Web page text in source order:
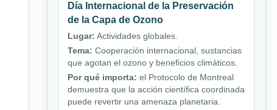
Día Internacional de la Preservación
de la Capa de Ozono
Lugar: Actividades globales.
Tema: Cooperación internacional, sustancias
que agotan el ozono y beneficios climáticos.
Por qué importa: el Protocolo de Montreal
demuestra que la acción científica coordinada
puede revertir una amenaza planetaria.